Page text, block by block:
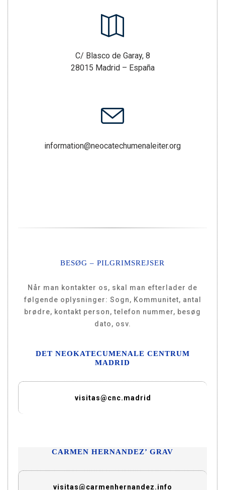
C/ Blasco de Garay, 8
28015 Madrid – España
information@neocatechumenaleiter.org
BESØG – PILGRIMSREJSER
Når man kontakter os, skal man efterlader de
følgende oplysninger: Sogn, Kommunitet, antal
brødre, kontakt person, telefon nummer, besøg
dato, osv.
DET NEOKATECUMENALE CENTRUM
MADRID
visitas@cnc.madrid
CARMEN HERNANDEZ’ GRAV
visitas@carmenhernandez.info